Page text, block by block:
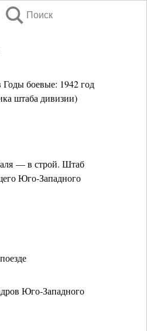
Поиск
боевые: 1942 год
штаба дивизии)
— в строй. Штаб
Юго-Западного
Юго-Западного